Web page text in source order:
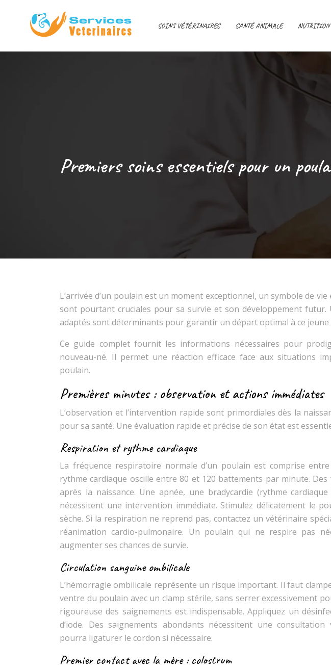
SOINS VÉTÉRINAIRES SANTÉ ANIMALE
Premiers soins essentiels pour un
L’arrivée d’un poulain est un moment exceptionnel, un symbole de
sont pourtant cruciales pour sa survie et son développement
adaptés sont déterminants pour garantir un départ optimal à ce jeune
Ce guide complet fournit les informations nécessaires pour
nouveau-né. Il permet une réaction efficace face aux situations
poulain.
Premières minutes : observation et actions immédiates
L’observation et l’intervention rapide sont primordiales dès la
pour sa santé. Une évaluation rapide et précise de son état est
Respiration et rythme cardiaque
La fréquence respiratoire normale d’un poulain est comprise
rythme cardiaque oscille entre 80 et 120 battements par minute.
après la naissance. Une apnée, une bradycardie (rythme
nécessitent une intervention immédiate. Stimulez délicatement le
sèche. Si la respiration ne reprend pas, contactez un vétérinaire
réanimation cardio-pulmonaire. Un poulain qui ne respire pas
augmenter ses chances de survie.
Circulation sanguine ombilicale
L’hémorragie ombilicale représente un risque important. Il faut
ventre du poulain avec un clamp stérile, sans serrer excessivement
rigoureuse des saignements est indispensable. Appliquez un
d’iode. Des saignements abondants nécessitent une
pourra ligaturer le cordon si nécessaire.
Premier contact avec la mère : colostrum